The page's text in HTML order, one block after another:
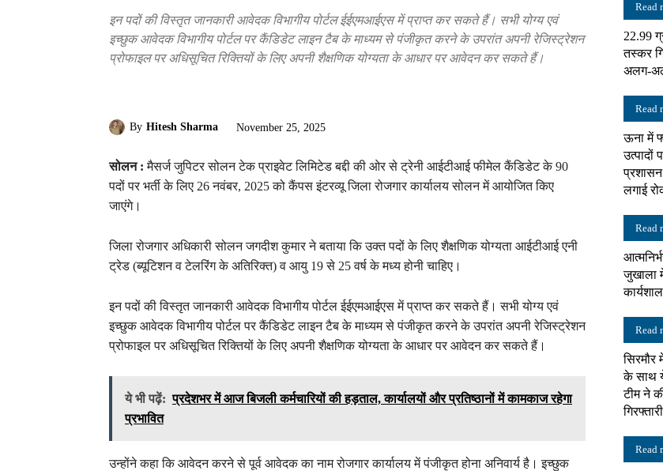
न्यूज़
इन पदों की विस्तृत जानकारी आवेदक विभागीय पोर्टल ईईएमआईएस में प्राप्त कर सकते हैं। सभी योग्य एवं
इच्छुक आवेदक विभागीय पोर्टल पर कैंडिडेट लाइन टैब के माध्यम से पंजीकृत करने के उपरांत अपनी रेजिस्ट्रेशन
प्रोफाइल पर अधिसूचित रिक्तियों के लिए अपनी शैक्षणिक योग्यता के आधार पर आवेदन कर सकते हैं।
By Hitesh Sharma November 25, 2025
सोलन : मैसर्ज जुपिटर सोलन टेक प्राइवेट लिमिटेड बद्दी की ओर से ट्रेनी आईटीआई फीमेल कैंडिडेट के 90
पदों पर भर्ती के लिए 26 नवंबर, 2025 को कैंपस इंटरव्यू जिला रोजगार कार्यालय सोलन में आयोजित किए
जाएंगे।
जिला रोजगार अधिकारी सोलन जगदीश कुमार ने बताया कि उक्त पदों के लिए शैक्षणिक योग्यता आईटीआई एनी
ट्रेड (ब्यूटिशन व टेलरिंग के अतिरिक्त) व आयु 19 से 25 वर्ष के मध्य होनी चाहिए।
इन पदों की विस्तृत जानकारी आवेदक विभागीय पोर्टल ईईएमआईएस में प्राप्त कर सकते हैं। सभी योग्य एवं
इच्छुक आवेदक विभागीय पोर्टल पर कैंडिडेट लाइन टैब के माध्यम से पंजीकृत करने के उपरांत अपनी रेजिस्ट्रेशन
प्रोफाइल पर अधिसूचित रिक्तियों के लिए अपनी शैक्षणिक योग्यता के आधार पर आवेदन कर सकते हैं।
ये भी पढ़ें: प्रदेशभर में आज बिजली कर्मचारियों की हड़ताल, कार्यालयों और प्रतिष्ठानों में कामकाज रहेगा
प्रभावित
उन्होंने कहा कि आवेदन करने से पूर्व आवेदक का नाम रोजगार कार्यालय में पंजीकृत होना अनिवार्य है। इच्छुक
Read
22.99
तस्कर
अलग-
Read
ऊना में
उत्पादों
लगाई
Read
जुखाला
Read
के साथ
टीम ने
गिरफ्तारी
Read